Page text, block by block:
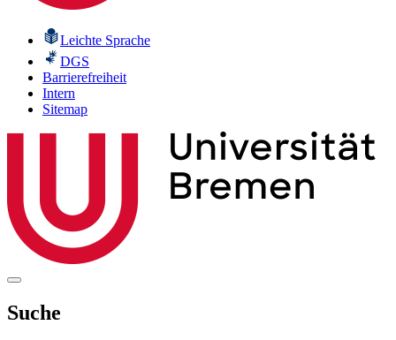
Leichte Sprache
DGS
Barrierefreiheit
Intern
Sitemap
Suche